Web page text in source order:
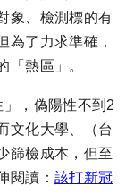
象、檢測標的有
為了力求準確，
「熱區」。
，偽陽性不到2
文化大學、（台
篩檢成本，但至
閱讀： 該打新冠